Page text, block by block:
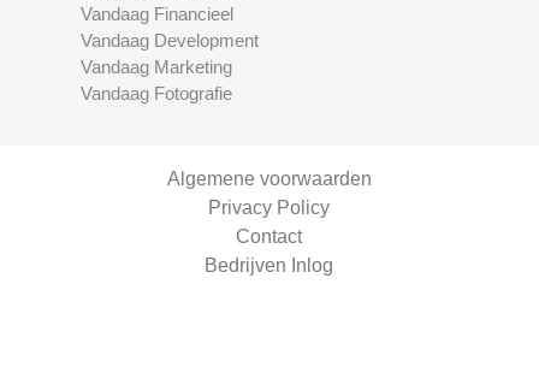
Vandaag Financieel
Vandaag Development
Vandaag Marketing
Vandaag Fotografie
Algemene voorwaarden
Privacy Policy
Contact
Bedrijven Inlog